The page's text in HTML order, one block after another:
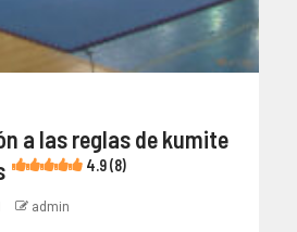
a las reglas de kumite
4.9 (8)
admin